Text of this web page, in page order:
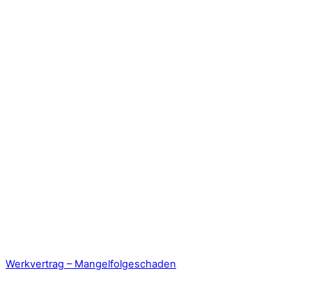
Werkvertrag – Mangelfolgeschaden